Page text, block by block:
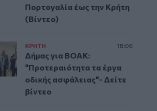
Πορτογαλία έως την Κρήτη
(Βίντεο)
ΚΡΗΤΗ 18:06
Δήμας για ΒΟΑΚ:
"Προτεραιότητα τα έργα
οδικής ασφάλειας"- Δείτε
βίντεο